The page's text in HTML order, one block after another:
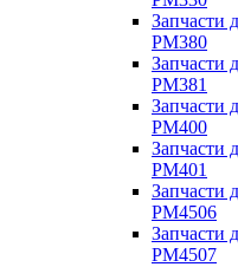
Запчасти
PM380
Запчасти
PM381
Запчасти
PM400
Запчасти
PM401
Запчасти
PM4506
Запчасти
PM4507